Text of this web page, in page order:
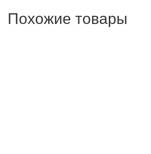
Похожие товары